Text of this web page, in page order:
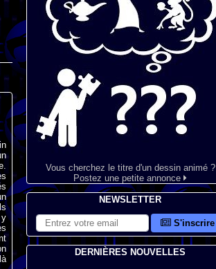
y
Vous cherchez le titre d'un dessin animé ?
Postez une petite annonce
NEWSLETTER
S'inscrire
DERNIÈRES NOUVELLES